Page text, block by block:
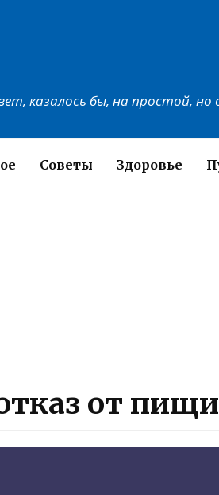
казалось бы, на простой, но
Советы Здоровье
от